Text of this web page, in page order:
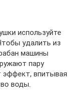
используйте
удалить из
машины
пару
эффект, впитывая
воды.